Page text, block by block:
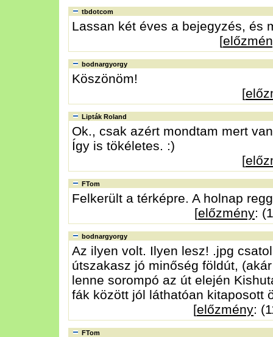
tbdotcom
Lassan két éves a bejegyzés, és
[
bodnargyorgy
Köszönöm!
[
Lipták Roland
Ok., csak azért mondtam mert
Így is tökéletes. :)
[
FTom
Felkerült a térképre. A holnap
[előzmény:
bodnargyorgy
Az ilyen volt. Ilyen lesz! .jpg
útszakasz jó minőség földút,
lenne sorompó az út elején
fák között jól láthatóan kitaposott
[előzmény:
FTom